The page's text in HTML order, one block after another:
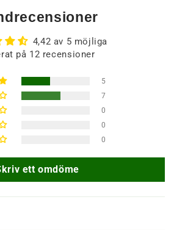
4,42 av 5 möjliga
på 12 recensioner
5
7
0
0
0
ett omdöme